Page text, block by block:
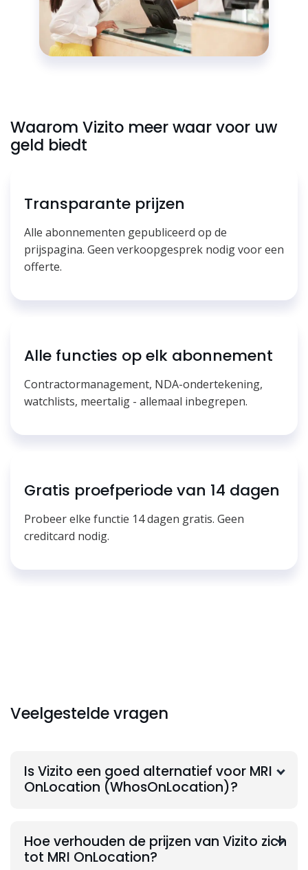
Waarom Vizito meer waar voor uw
geld biedt
Transparante prijzen
Alle abonnementen gepubliceerd op de
prijspagina. Geen verkoopgesprek nodig voor een
offerte.
Alle functies op elk abonnement
Contractormanagement, NDA-ondertekening,
watchlists, meertalig - allemaal inbegrepen.
Gratis proefperiode van 14 dagen
Probeer elke functie 14 dagen gratis. Geen
creditcard nodig.
Veelgestelde vragen
Is Vizito een goed alternatief voor MRI
OnLocation (WhosOnLocation)?
Hoe verhouden de prijzen van Vizito zich
tot MRI OnLocation?